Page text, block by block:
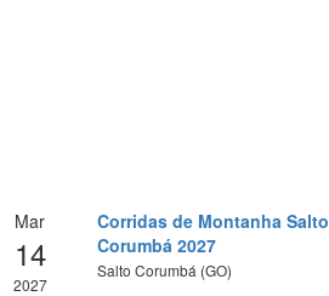
Mar
14
2027
Corridas de Montanha Salto
Corumbá 2027
Salto Corumbá (GO)